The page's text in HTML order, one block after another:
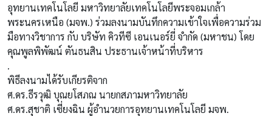
อุทยานเทคโนโลยี มหาวิทยาลัยเทคโนโลยีพระจอมเกล้า
พระนครเหนือ (มจพ.) ร่วมลงนามบันทึกความเข้าใจเพื่อความร่วม
มือทางวิชาการ กับ บริษัท คิวทีซี เอนเนอร์ยี่ จำกัด (มหาชน) โดย
คุณพูลพิพัฒน์ ตันธนสิน ประธานเจ้าหน้าที่บริหาร
.
พิธีลงนามได้รับเกียรติจาก
ศ.ดร.ธีรวุฒิ บุณยโสภณ นายกสภามหาวิทยาลัย
ศ.ดร.สุชาติ เซี่ยงฉิน ผู้อำนวยการอุทยานเทคโนโลยี มจพ.